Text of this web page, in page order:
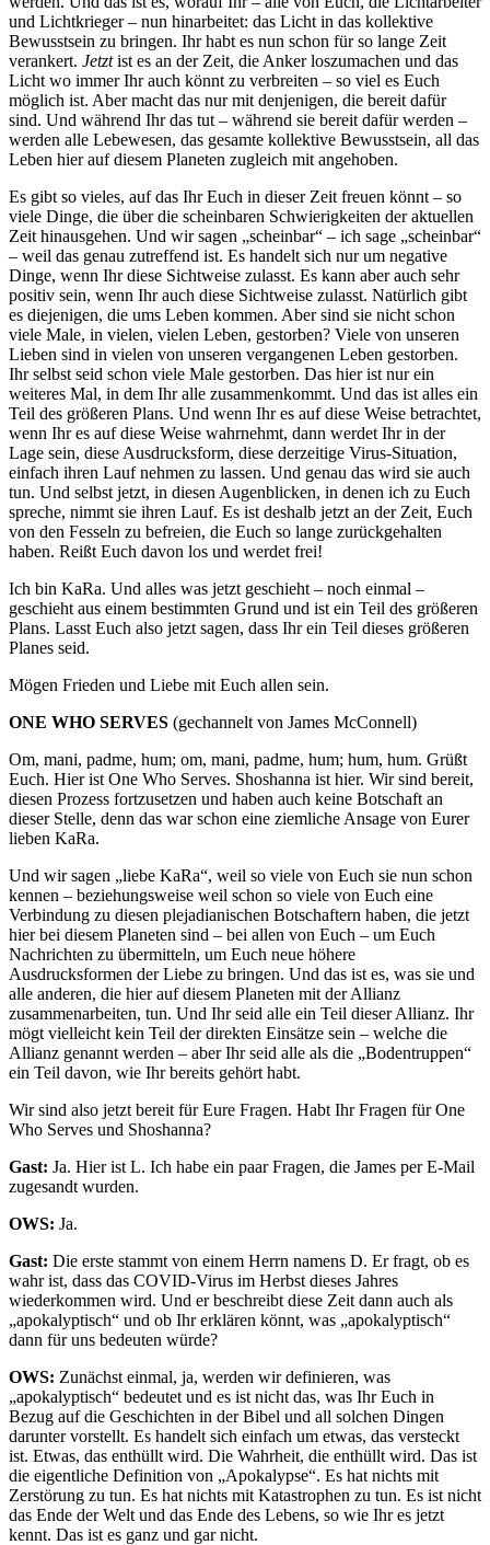
und Lichtkrieger – nun hinarbeitet: das Licht in das kollektive
Bewusstsein zu bringen. Ihr habt es nun schon für so lange Zeit
verankert. Jetztist es an der Zeit, die Anker loszumachen und das
Licht wo immer Ihr auch könnt zu verbreiten – so viel es Euch
möglich ist. Aber macht das nur mit denjenigen, die bereit dafür
sind. Und während Ihr das tut – während sie bereit dafür werden –
werden alle Lebewesen, das gesamte kollektive Bewusstsein, all das
Leben hier auf diesem Planeten zugleich mit angehoben.
Es gibt so vieles, auf das Ihr Euch in dieser Zeit freuen könnt – so
viele Dinge, die über die scheinbaren Schwierigkeiten der aktuellen
Zeit hinausgehen. Und wir sagen „scheinbar“ – ich sage „scheinbar“
– weil das genau zutreffend ist. Es handelt sich nur um negative
Dinge, wenn Ihr diese Sichtweise zulasst. Es kann aber auch sehr
positiv sein, wenn Ihr auch diese Sichtweise zulasst. Natürlich gibt
es diejenigen, die ums Leben kommen. Aber sind sie nicht schon
viele Male, in vielen, vielen Leben, gestorben? Viele von unseren
Lieben sind in vielen von unseren vergangenen Leben gestorben.
Ihr selbst seid schon viele Male gestorben. Das hier ist nur ein
weiteres Mal, in dem Ihr alle zusammenkommt. Und das ist alles ein
Teil des größeren Plans. Und wenn Ihr es auf diese Weise betrachtet,
wenn Ihr es auf diese Weise wahrnehmt, dann werdet Ihr in der
Lage sein, diese Ausdrucksform, diese derzeitige Virus-Situation,
einfach ihren Lauf nehmen zu lassen. Und genau das wird sie auch
tun. Und selbst jetzt, in diesen Augenblicken, in denen ich zu Euch
spreche, nimmt sie ihren Lauf. Es ist deshalb jetzt an der Zeit, Euch
von den Fesseln zu befreien, die Euch so lange zurückgehalten
haben. Reißt Euch davon los und werdet frei!
Ich bin KaRa. Und alles was jetzt geschieht – noch einmal –
geschieht aus einem bestimmten Grund und ist ein Teil des größeren
Plans. Lasst Euch also jetzt sagen, dass Ihr ein Teil dieses größeren
Planes seid.
Mögen Frieden und Liebe mit Euch allen sein.
ONE WHO SERVES (gechannelt von James McConnell)
Om, mani, padme, hum; om, mani, padme, hum; hum, hum. Grüßt
Euch. Hier ist One Who Serves. Shoshanna ist hier. Wir sind bereit,
diesen Prozess fortzusetzen und haben auch keine Botschaft an
dieser Stelle, denn das war schon eine ziemliche Ansage von Eurer
lieben KaRa.
Und wir sagen „liebe KaRa“, weil so viele von Euch sie nun schon
kennen – beziehungsweise weil schon so viele von Euch eine
Verbindung zu diesen plejadianischen Botschaftern haben, die jetzt
hier bei diesem Planeten sind – bei allen von Euch – um Euch
Nachrichten zu übermitteln, um Euch neue höhere
Ausdrucksformen der Liebe zu bringen. Und das ist es, was sie und
alle anderen, die hier auf diesem Planeten mit der Allianz
zusammenarbeiten, tun. Und Ihr seid alle ein Teil dieser Allianz. Ihr
mögt vielleicht kein Teil der direkten Einsätze sein – welche die
Allianz genannt werden – aber Ihr seid alle als die „Bodentruppen“
ein Teil davon, wie Ihr bereits gehört habt.
Wir sind also jetzt bereit für Eure Fragen. Habt Ihr Fragen für One
Who Serves und Shoshanna?
Gast: Ja. Hier ist L. Ich habe ein paar Fragen, die James per E-Mail
zugesandt wurden.
OWS: Ja.
Gast: Die erste stammt von einem Herrn namens D. Er fragt, ob es
wahr ist, dass das COVID-Virus im Herbst dieses Jahres
wiederkommen wird. Und er beschreibt diese Zeit dann auch als
„apokalyptisch“ und ob Ihr erklären könnt, was „apokalyptisch“
dann für uns bedeuten würde?
OWS: Zunächst einmal, ja, werden wir definieren, was
„apokalyptisch“ bedeutet und es ist nicht das, was Ihr Euch in
Bezug auf die Geschichten in der Bibel und all solchen Dingen
darunter vorstellt. Es handelt sich einfach um etwas, das versteckt
ist. Etwas, das enthüllt wird. Die Wahrheit, die enthüllt wird. Das ist
die eigentliche Definition von „Apokalypse“. Es hat nichts mit
Zerstörung zu tun. Es hat nichts mit Katastrophen zu tun. Es ist nicht
das Ende der Welt und das Ende des Lebens, so wie Ihr es jetzt
kennt. Das ist es ganz und gar nicht.